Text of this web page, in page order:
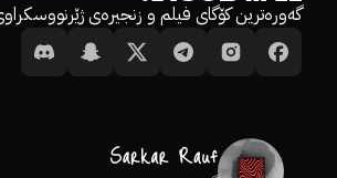
گەورەترین کۆگای فیلم و زنجیرەی